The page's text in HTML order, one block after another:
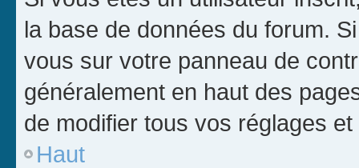
la base de données du forum.
vous sur votre panneau de
généralement en haut des
de modifier tous vos réglages
Haut